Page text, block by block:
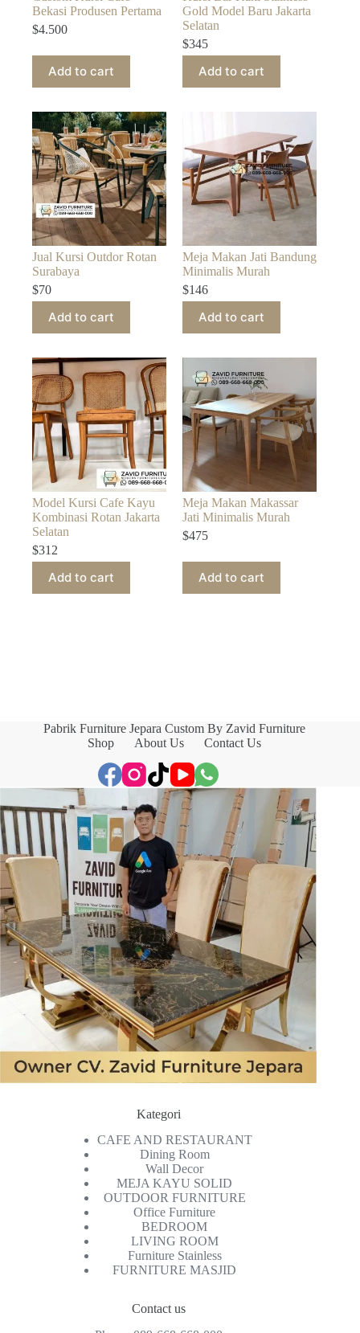
Bekasi Produsen Pertama
$4.500
Add to cart
Gold Model Baru Jakarta
Selatan
$345
Add to cart
Jual Kursi Outdor Rotan
Surabaya
$70
Add to cart
Meja Makan Jati Bandung
Minimalis Murah
$146
Add to cart
Model Kursi Cafe Kayu
Kombinasi Rotan Jakarta
Selatan
$312
Add to cart
Meja Makan Makassar
Jati Minimalis Murah
$475
Add to cart
Pabrik Furniture Jepara Custom By Zavid Furniture
Shop
About Us Contact Us
Kategori
CAFE AND RESTAURANT
Dining Room
Wall Decor
MEJA KAYU SOLID
OUTDOOR FURNITURE
Office Furniture
BEDROOM
LIVING ROOM
Furniture Stainless
FURNITURE MASJID
Contact us